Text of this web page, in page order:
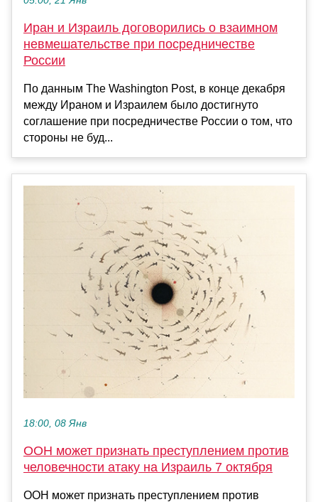
Иран и Израиль договорились о взаимном
невмешательстве при посредничестве
России
По данным The Washington Post, в конце декабря
между Ираном и Израилем было достигнуто
соглашение при посредничестве России о том, что
стороны не буд...
18:00, 08 Янв
ООН может признать преступлением против
человечности атаку на Израиль 7 октября
ООН может признать преступлением против